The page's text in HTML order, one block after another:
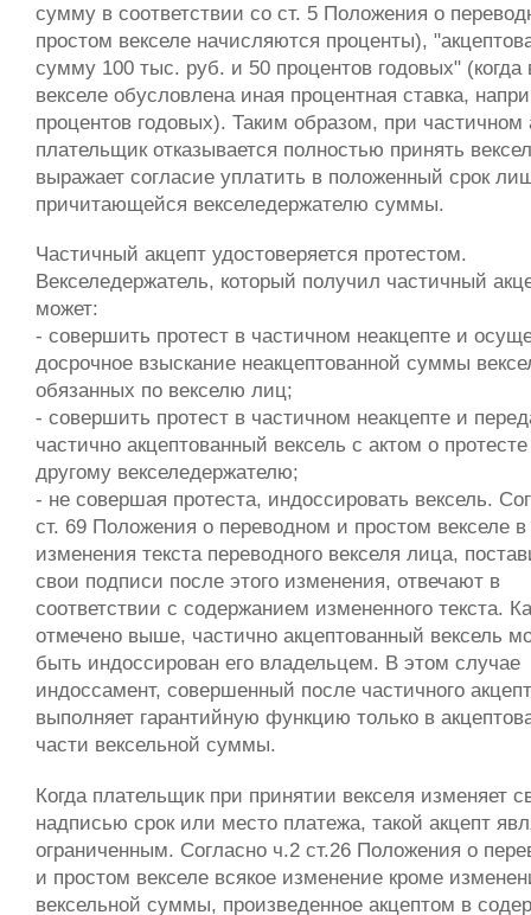
сумму в соответствии со ст. 5 Положения о
простом векселе начисляются проценты),
сумму 100 тыс. руб. и 50 процентов годовых" (когда
векселе обусловлена иная процентная ставка,
процентов годовых). Таким образом, при частичном
плательщик отказывается полностью принять
выражает согласие уплатить в положенный срок
причитающейся векселедержателю суммы.
Частичный акцепт удостоверяется протестом.
Векселедержатель, который получил частичный
может:
- совершить протест в частичном неакцепте и
досрочное взыскание неакцептованной суммы
обязанных по векселю лиц;
- совершить протест в частичном неакцепте и
частично акцептованный вексель с актом о протесте
другому векселедержателю;
- не совершая протеста, индоссировать вексель.
ст. 69 Положения о переводном и простом векселе в
изменения текста переводного векселя лица,
свои подписи после этого изменения, отвечают в
соответствии с содержанием измененного текста.
отмечено выше, частично акцептованный вексель
быть индоссирован его владельцем. В этом случае
индоссамент, совершенный после частичного
выполняет гарантийную функцию только в
части вексельной суммы.
Когда плательщик при принятии векселя изменяет
надписью срок или место платежа, такой акцепт
ограниченным. Согласно ч.2 ст.26 Положения о
и простом векселе всякое изменение кроме
вексельной суммы, произведенное акцептом в